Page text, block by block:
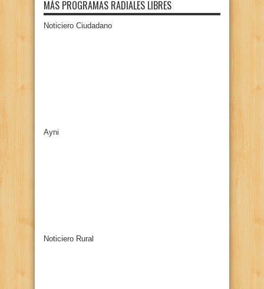
MÁS PROGRAMAS RADIALES LIBRES
Noticiero Ciudadano
Ayni
Noticiero Rural